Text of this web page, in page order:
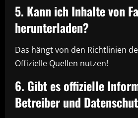
5. Kann ich Inhalte von
herunterladen?
Das hängt von den Richtlinien
Offizielle Quellen nutzen!
6. Gibt es offizielle
Betreiber und